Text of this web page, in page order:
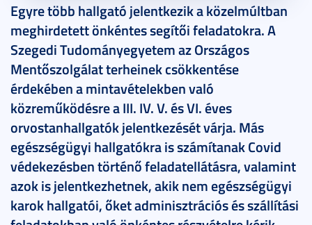
Egyre több hallgató jelentkezik a közelmúltban
meghirdetett önkéntes segítői feladatokra. A
Szegedi Tudományegyetem az Országos
Mentőszolgálat terheinek csökkentése
érdekében a mintavételekben való
közreműködésre a III. IV. V. és VI. éves
orvostanhallgatók jelentkezését várja. Más
egészségügyi hallgatókra is számítanak Covid
védekezésben történő feladatellátásra, valamint
azok is jelentkezhetnek, akik nem egészségügyi
karok hallgatói, őket adminisztrációs és szállítási